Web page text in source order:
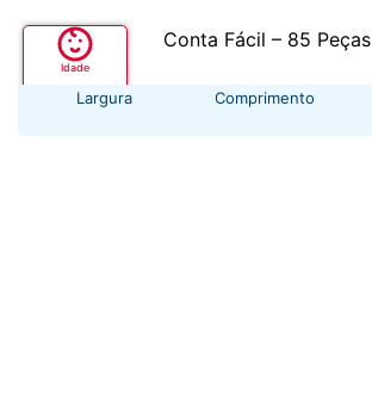
Idade
+ 3 anos
Conta Fácil – 85 Peças
Largura Comprimento